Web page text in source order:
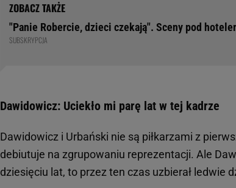
"Panie Robercie, dzieci czekają". Sceny pod
SUBSKRYPCJA
Dawidowicz: Uciekło mi parę lat w tej kadrze
Dawidowicz i Urbański nie są piłkarzami z
debiutuje na zgrupowaniu reprezentacji. Ale
dziesięciu lat, to przez ten czas uzbierał ledwie